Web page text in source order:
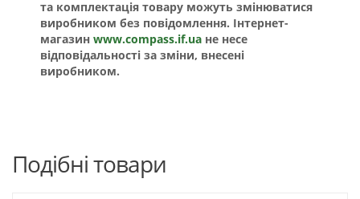
та комплектація товару можуть змінюватися
виробником без повідомлення. Інтернет-
магазин www.compass.if.ua не несе
відповідальності за зміни, внесені
виробником.
Подібні товари